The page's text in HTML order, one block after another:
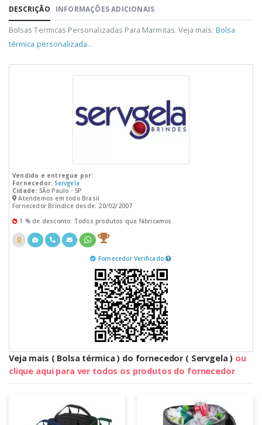
DESCRIÇÃO INFORMAÇÕES ADICIONAIS
Bolsas Termicas Personalizadas Para Marmitas. Veja mais: Bolsa
térmica personalizada...
Vendido e entregue por:
Fornecedor: Servgela
Cidade: SÃo Paulo - SP
Atendemos em todo Brasil
Fornecedor Bríndice desde: 20/02/2007
1 % de desconto: Todos produtos que fábricamos
Fornecedor Verificado
Veja mais ( Bolsa térmica ) do fornecedor ( Servgela ) ou
clique aqui para ver todos os produtos do fornecedor